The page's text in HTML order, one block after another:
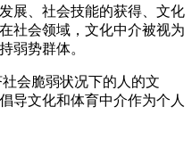
展、社会技能的获得、文化
社会领域，文化中介被视为
弱势群体。
会脆弱状况下的人的文
导文化和体育中介作为个人